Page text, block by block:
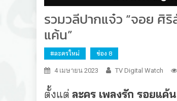
รวมวลีปากแจ๋ว “จอย ศิ
แค้น”
#ละครใหม่ ช่อง 8
4 เมษายน 2023 TV Digital Watch
ตั้งแต่ ละคร เพลงรัก รอยแ